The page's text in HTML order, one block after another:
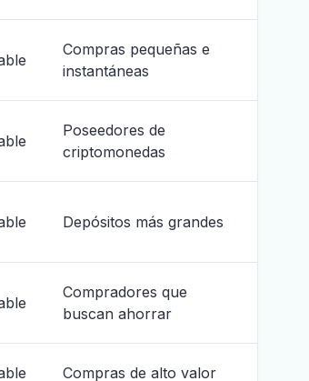
Compras pequeñas e
instantáneas
Poseedores de
criptomonedas
Depósitos más grandes
Compradores que
buscan ahorrar
Compras de alto valor